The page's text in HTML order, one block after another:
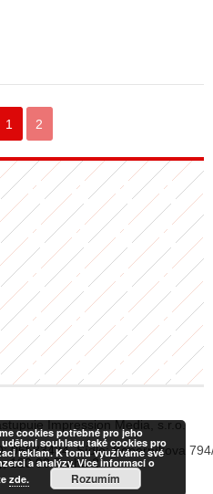
1 2
Impression Media, s.r.o.
06533434, Sídlo: Koperníkova
120 00 Praha 2
cookies potřebné pro jeho
souhlasu také cookies pro
reklam. K tomu využíváme své
a analýzy. Více informací o
zde. Rozumím